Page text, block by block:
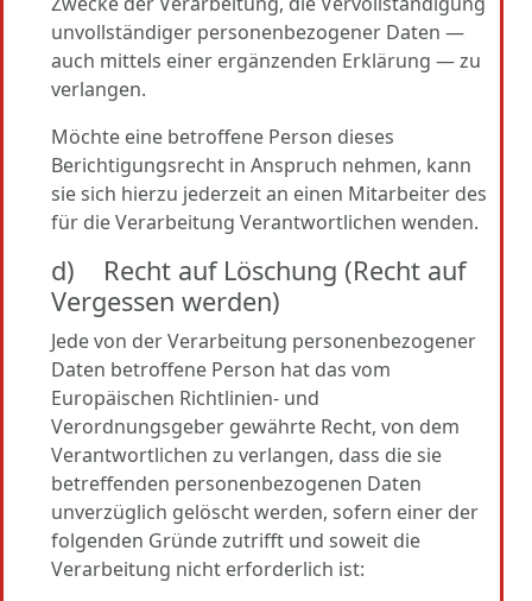
unvollständiger personenbezogener Daten —
auch mittels einer ergänzenden Erklärung — zu
verlangen.
Möchte eine betroffene Person dieses
Berichtigungsrecht in Anspruch nehmen, kann
sie sich hierzu jederzeit an einen Mitarbeiter des
für die Verarbeitung Verantwortlichen wenden.
d) Recht auf Löschung (Recht auf
Vergessen werden)
Jede von der Verarbeitung personenbezogener
Daten betroffene Person hat das vom
Europäischen Richtlinien- und
Verordnungsgeber gewährte Recht, von dem
Verantwortlichen zu verlangen, dass die sie
betreffenden personenbezogenen Daten
unverzüglich gelöscht werden, sofern einer der
folgenden Gründe zutrifft und soweit die
Verarbeitung nicht erforderlich ist: